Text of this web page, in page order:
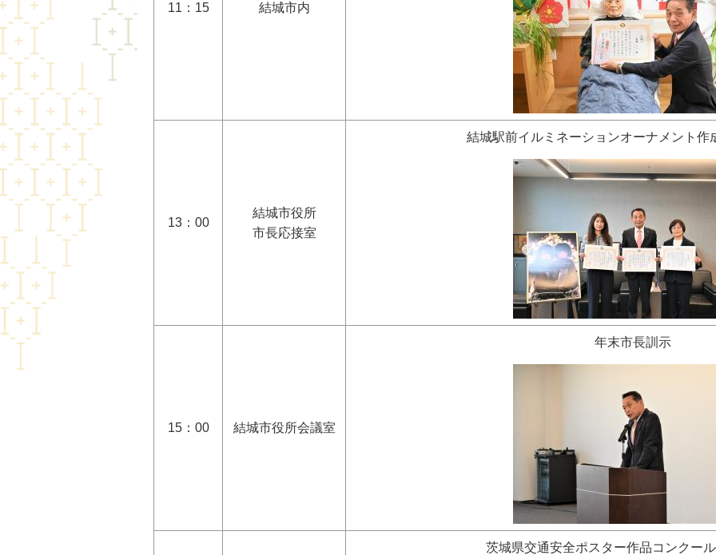
11：15 結城市内
13：00
結城市役所
市長応接室
結城駅前イルミネーションオーナメント作
15：00 結城市役所会議室
年末市長訓示
茨城県交通安全ポスター作品コンクー